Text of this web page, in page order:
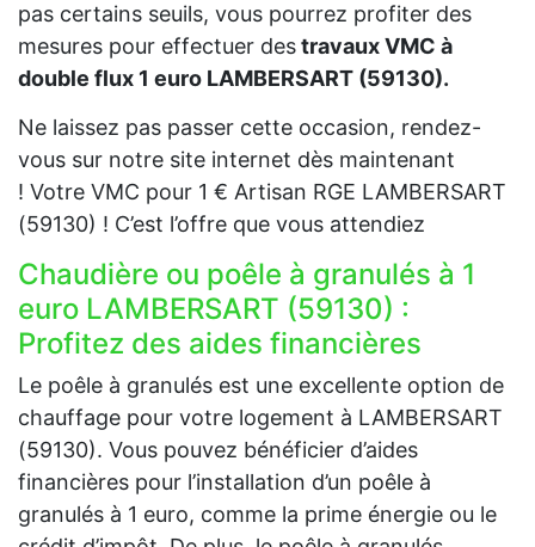
pas certains seuils, vous pourrez profiter des
mesures pour effectuer destravaux VMC à
double flux 1 euro LAMBERSART (59130).
Ne laissez pas passer cette occasion, rendez-
vous sur notre site internet dès maintenant
! Votre VMC pour 1 € Artisan RGE LAMBERSART
(59130) ! C’est l’offre que vous attendiez
Chaudière ou poêle à granulés à 1
euro LAMBERSART (59130) :
Profitez des aides financières
Le poêle à granulés est une excellente option de
chauffage pour votre logement à LAMBERSART
(59130). Vous pouvez bénéficier d’aides
financières pour l’installation d’un poêle à
granulés à 1 euro, comme la prime énergie ou le